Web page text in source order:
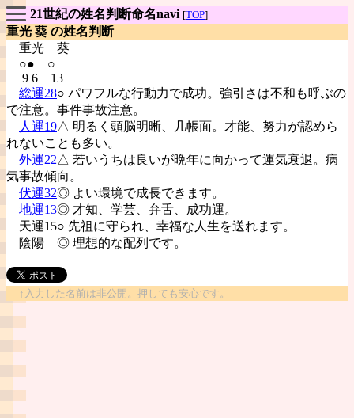
21世紀の姓名判断命名navi [TOP]
重光 葵 の姓名判断
重光 葵
○● ○
9 6 13
総運28○ パワフルな行動力で成功。強引さは不和も呼ぶの
で注意。事件事故注意。
人運19△ 明るく頭脳明晰、几帳面。才能、努力が認めら
れないことも多い。
外運22△ 若いうちは良いが晩年に向かって運気衰退。病
気事故傾向。
伏運32◎ よい環境で成長できます。
地運13◎ 才知、学芸、弁舌、成功運。
天運15○ 先祖に守られ、幸福な人生を送れます。
陰陽 ◎ 理想的な配列です。
↑入力した名前は非公開。押しても安心です。